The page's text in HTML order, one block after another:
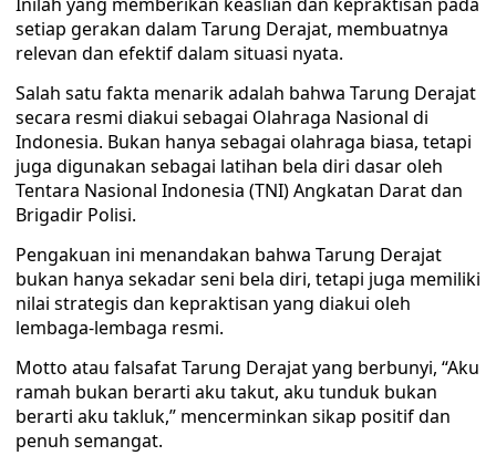
setiap gerakan dalam Tarung Derajat, membuatnya
relevan dan efektif dalam situasi nyata.
Salah satu fakta menarik adalah bahwa Tarung Derajat
secara resmi diakui sebagai Olahraga Nasional di
Indonesia. Bukan hanya sebagai olahraga biasa, tetapi
juga digunakan sebagai latihan bela diri dasar oleh
Tentara Nasional Indonesia (TNI) Angkatan Darat dan
Brigadir Polisi.
Pengakuan ini menandakan bahwa Tarung Derajat
bukan hanya sekadar seni bela diri, tetapi juga memiliki
nilai strategis dan kepraktisan yang diakui oleh
lembaga-lembaga resmi.
Motto atau falsafat Tarung Derajat yang berbunyi, “Aku
ramah bukan berarti aku takut, aku tunduk bukan
berarti aku takluk,” mencerminkan sikap positif dan
penuh semangat.